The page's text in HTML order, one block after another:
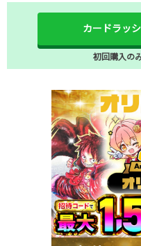
カードラッ
初回購入の